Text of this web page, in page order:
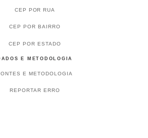
CEP POR RUA
CEP POR BAIRRO
CEP POR ESTADO
E METODOLOGIA
E METODOLOGIA
REPORTAR ERRO